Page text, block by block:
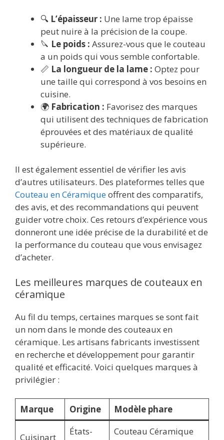
🔍 L’épaisseur : Une lame trop épaisse
peut nuire à la précision de la coupe.
🔪 Le poids : Assurez-vous que le couteau
a un poids qui vous semble confortable.
📏 La longueur de la lame : Optez pour
une taille qui correspond à vos besoins en
cuisine.
🌍 Fabrication : Favorisez des marques
qui utilisent des techniques de fabrication
éprouvées et des matériaux de qualité
supérieure.
Il est également essentiel de vérifier les avis
d’autres utilisateurs. Des plateformes telles que
Couteau en Céramiqueoffrent des comparatifs,
des avis, et des recommandations qui peuvent
guider votre choix. Ces retours d’expérience vous
donneront une idée précise de la durabilité et de
la performance du couteau que vous envisagez
d’acheter.
Les meilleures marques de couteaux en
céramique
Au fil du temps, certaines marques se sont fait
un nom dans le monde des couteaux en
céramique. Les artisans fabricants investissent
en recherche et développement pour garantir
qualité et efficacité. Voici quelques marques à
privilégier :
Marque Origine Modèle phare
Cuisinart
États-
Couteau Céramique